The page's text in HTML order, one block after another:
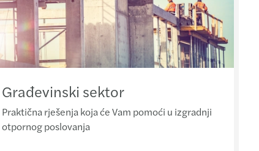
Građevinski sektor
Praktična rješenja koja će Vam pomoći u izgradnji
otpornog poslovanja